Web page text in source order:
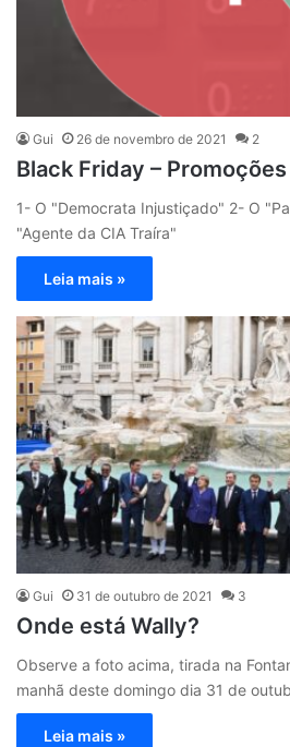
Gui 26 de novembro de 2021 2
Black Friday –
1- O "Democrata Injustiçado" 2- O
"Agente da CIA Traíra"
Leia mais »
Gui 31 de outubro de 2021 3
Onde está Wally?
Observe a foto acima, tirada na
manhã deste domingo dia 31 de
Leia mais »